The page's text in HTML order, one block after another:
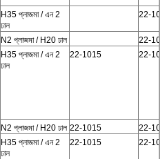
H35 প্লাজমা / এন 2
ঢাল
22-
N2 প্লাজমা / H20 ঢাল
22-
H35 প্লাজমা / এন 2
ঢাল
22-1015 22-
N2 প্লাজমা / H20 ঢাল 22-1015
22-
H35 প্লাজমা / এন 2
ঢাল
22-1015 22-